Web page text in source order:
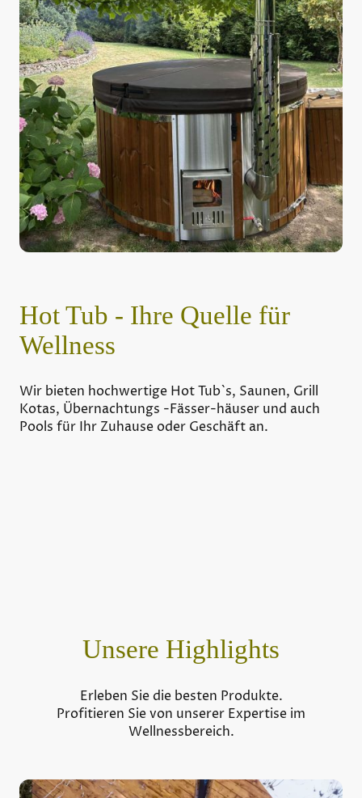
Hot Tub - Ihre Quelle für
Wellness
Wir bieten hochwertige Hot Tub`s, Saunen, Grill
Kotas, Übernachtungs -Fässer-häuser und auch
Pools für Ihr Zuhause oder Geschäft an.
Unsere Highlights
Erleben Sie die besten Produkte.
Profitieren Sie von unserer Expertise im
Wellnessbereich.